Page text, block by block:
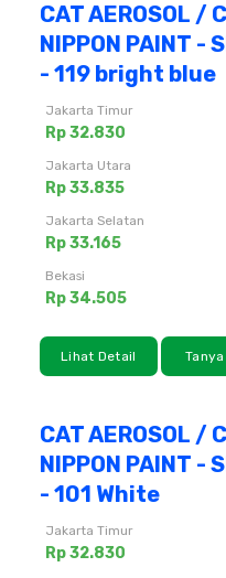
CAT AEROSOL /
NIPPON PAINT -
- 119 bright blue
Jakarta Timur
Rp 32.830
Jakarta Utara
Rp 33.835
Jakarta Selatan
Rp 33.165
Bekasi
Rp 34.505
Lihat Detail
CAT AEROSOL /
NIPPON PAINT -
- 101 White
Jakarta Timur
Rp 32.830